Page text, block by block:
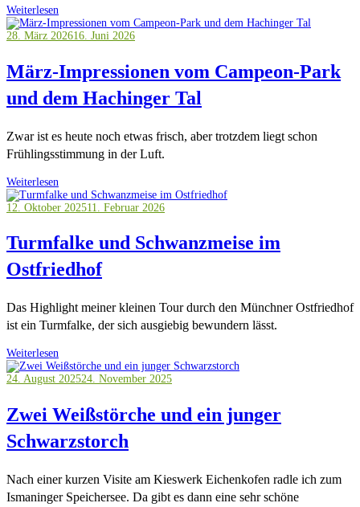
Weiterlesen
28. März 202616. Juni 2026
März-Impressionen vom Campeon-Park
und dem Hachinger Tal
Zwar ist es heute noch etwas frisch, aber trotzdem liegt schon
Frühlingsstimmung in der Luft.
Weiterlesen
12. Oktober 202511. Februar 2026
Turmfalke und Schwanzmeise im
Ostfriedhof
Das Highlight meiner kleinen Tour durch den Münchner Ostfriedhof
ist ein Turmfalke, der sich ausgiebig bewundern lässt.
Weiterlesen
24. August 202524. November 2025
Zwei Weißstörche und ein junger
Schwarzstorch
Nach einer kurzen Visite am Kieswerk Eichenkofen radle ich zum
Ismaninger Speichersee. Da gibt es dann eine sehr schöne